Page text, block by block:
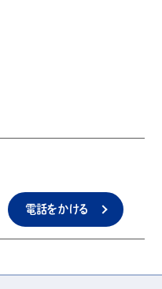
電話をかける